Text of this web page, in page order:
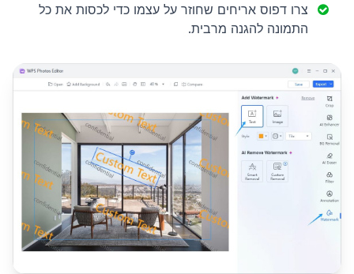
צרו דפוס אריחים שחוזר על עצמו כדי לכסות את כל
התמונה להגנה מרבית.